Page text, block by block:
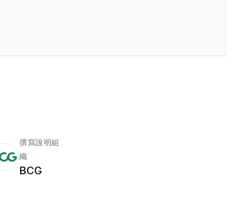
撰寫說明組
織
BCG